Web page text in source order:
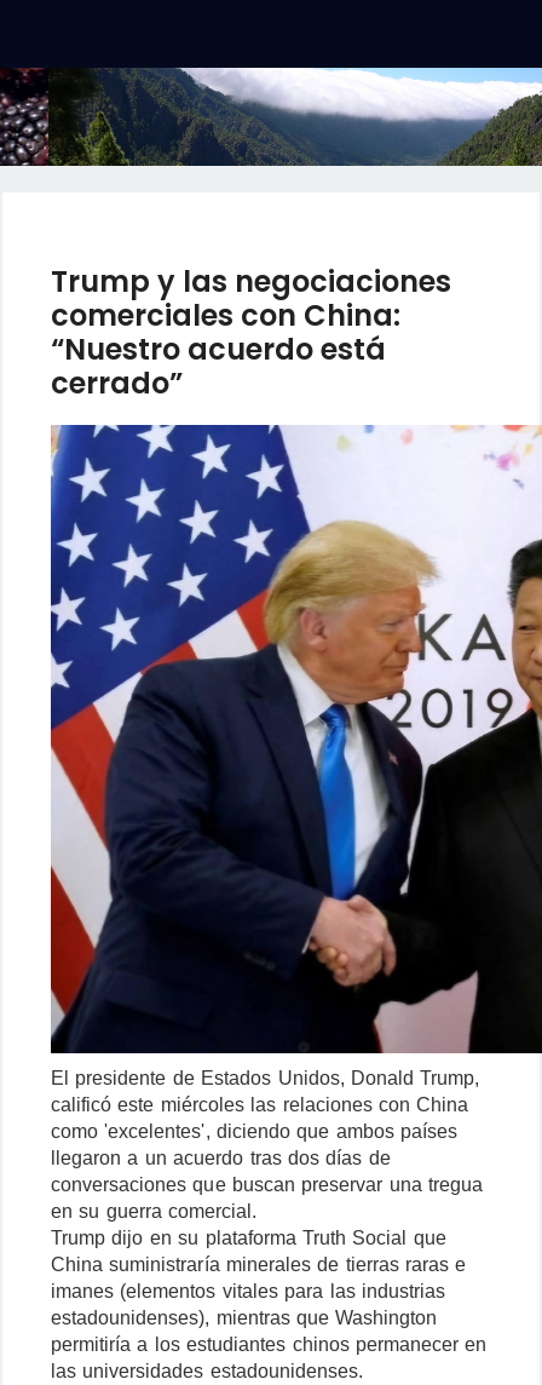
Trump y las negociaciones
comerciales con China:
“Nuestro acuerdo está
cerrado”
El presidente de Estados Unidos, Donald Trump,
calificó este miércoles las relaciones con China
como 'excelentes', diciendo que ambos países
llegaron a un acuerdo tras dos días de
conversaciones que buscan preservar una tregua
en su guerra comercial.
Trump dijo en su plataforma Truth Social que
China suministraría minerales de tierras raras e
imanes (elementos vitales para las industrias
estadounidenses), mientras que Washington
permitiría a los estudiantes chinos permanecer en
las universidades estadounidenses.